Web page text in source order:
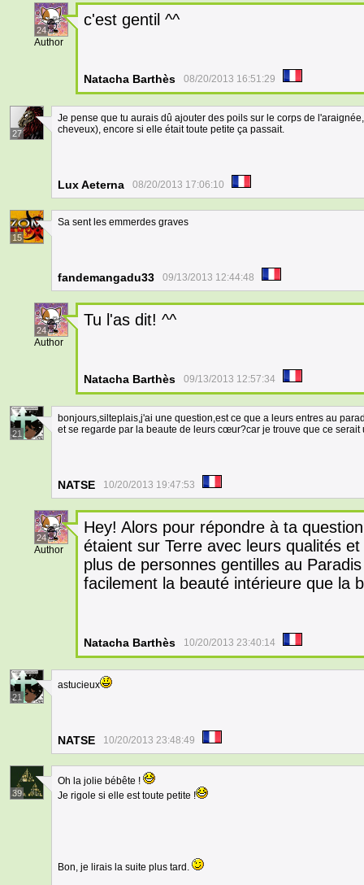
24
Author
c'est gentil ^^
Natacha Barthès 08/20/2013 16:51:29
27
Je pense que tu aurais dû ajouter des poils sur le corps de
cheveux), encore si elle était toute petite ça passait.
Lux Aeterna 08/20/2013 17:06:10
15
Sa sent les emmerdes graves
fandemangadu33 09/13/2013 12:44:48
24
Author
Tu l'as dit! ^^
Natacha Barthès 09/13/2013 12:57:34
21
bonjours,silteplais,j'ai une question,est ce que a leurs entres au
et se regarde par la beaute de leurs cœur?car je trouve que ce serait
NATSE 10/20/2013 19:47:53
24
Author
Hey! Alors pour répondre à ta
étaient sur Terre avec leurs qualités
plus de personnes gentilles au
facilement la beauté intérieure que la
Natacha Barthès 10/20/2013 23:40:14
21
astucieux
NATSE 10/20/2013 23:48:49
39
Oh la jolie bébête !
Je rigole si elle est toute petite !
Bon, je lirais la suite plus tard.